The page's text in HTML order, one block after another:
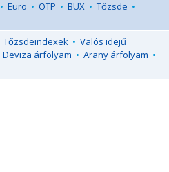
• Euro • OTP • BUX • Tőzsde •
Tőzsdeindexek • Valós idejű
Deviza árfolyam • Arany árfolyam •